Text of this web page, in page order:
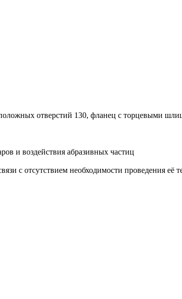
отверстий 130, фланец с торцевыми
и воздействия абразивных частиц
с отсутствием необходимости проведения